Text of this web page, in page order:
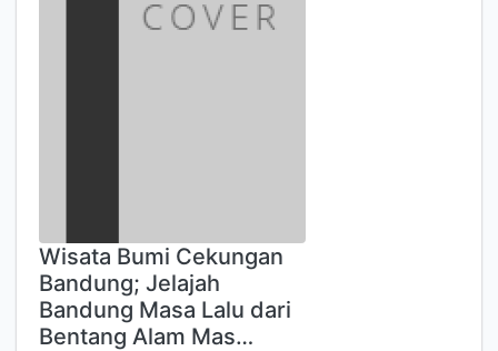
Wisata Bumi Cekungan
Bandung; Jelajah
Bandung Masa Lalu dari
Bentang Alam Mas…